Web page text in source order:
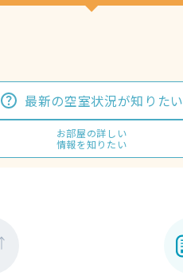
最新の空室状況が知りたい
お部屋の詳しい
情報を知りたい